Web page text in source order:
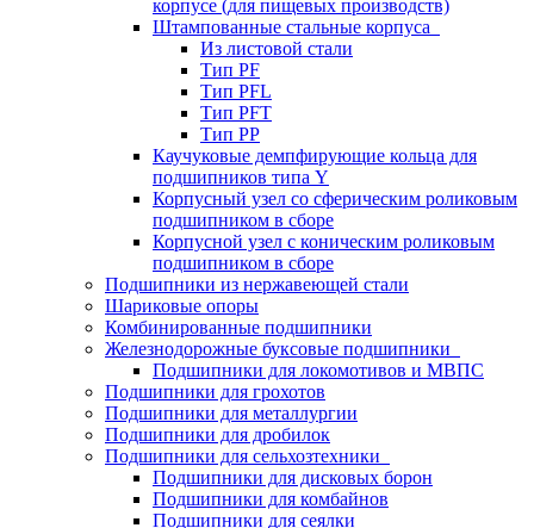
корпусе (для пищевых производств)
Штампованные стальные корпуса
Из листовой стали
Тип PF
Тип PFL
Тип PFT
Тип PP
Каучуковые демпфирующие кольца для
подшипников типа Y
Корпусный узел со сферическим роликовым
подшипником в сборе
Корпусной узел с коническим роликовым
подшипником в сборе
Подшипники из нержавеющей стали
Шариковые опоры
Комбинированные подшипники
Железнодорожные буксовые подшипники
Подшипники для локомотивов и МВПС
Подшипники для грохотов
Подшипники для металлургии
Подшипники для дробилок
Подшипники для сельхозтехники
Подшипники для дисковых борон
Подшипники для комбайнов
Подшипники для сеялки